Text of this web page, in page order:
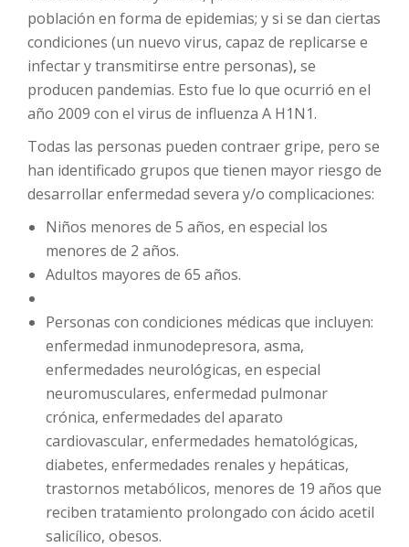
población en forma de epidemias; y si se dan ciertas
condiciones (un nuevo virus, capaz de replicarse e
infectar y transmitirse entre personas),se
producen pandemias. Esto fue lo que ocurrió en el
año 2009 con el virus de influenza A H1N1.
Todas las personas pueden contraer gripe, pero se
han identificado grupos que tienen mayor riesgo de
desarrollar enfermedad severa y/o complicaciones:
Niños menores de 5 años, en especial los
menores de 2 años.
Adultos mayores de 65 años.
Personas con condiciones médicas que incluyen:
enfermedad inmunodepresora, asma,
enfermedades neurológicas, en especial
neuromusculares, enfermedad pulmonar
crónica, enfermedades del aparato
cardiovascular, enfermedades hematológicas,
diabetes, enfermedades renales y hepáticas,
trastornos metabólicos, menores de 19 años que
reciben tratamiento prolongado con ácido acetil
salicílico, obesos.